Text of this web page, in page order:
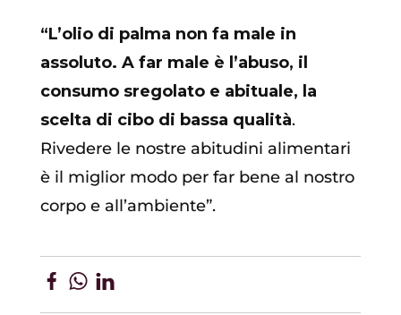
“L’olio di palma non fa male in
assoluto. A far male è l’abuso, il
consumo sregolato e abituale, la
scelta di cibo di bassa qualità.
Rivedere le nostre abitudini alimentari
è il miglior modo per far bene al nostro
corpo e all’ambiente”.